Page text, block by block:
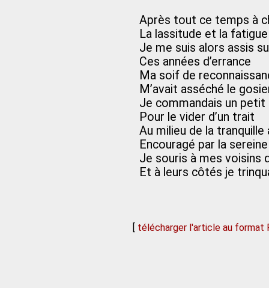
Après tout ce temps à
La lassitude et la
Je me suis alors assis
Ces années d’errance
Ma soif de
M’avait asséché le
Je commandais un
Pour le vider d’un trait
Au milieu de la tranquille
Encouragé par la
Je souris à mes voisins
Et à leurs côtés je
[ télécharger l'article au format